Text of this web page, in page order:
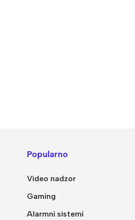
NVR snimači
POE switchevi
Popularno
Video nadzor
Gaming
Alarmni sistemi